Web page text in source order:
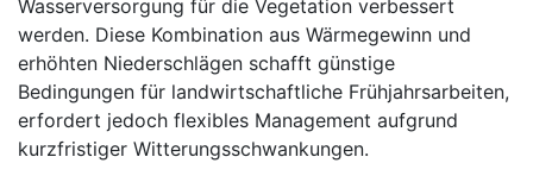
Wasserversorgung für die Vegetation verbessert
werden. Diese Kombination aus Wärmegewinn und
erhöhten Niederschlägen schafft günstige
Bedingungen für landwirtschaftliche Frühjahrsarbeiten,
erfordert jedoch flexibles Management aufgrund
kurzfristiger Witterungsschwankungen.